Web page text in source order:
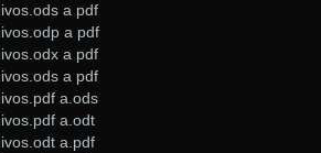
a pdf
a pdf
a pdf
a pdf
a.ods
a.odt
a.pdf